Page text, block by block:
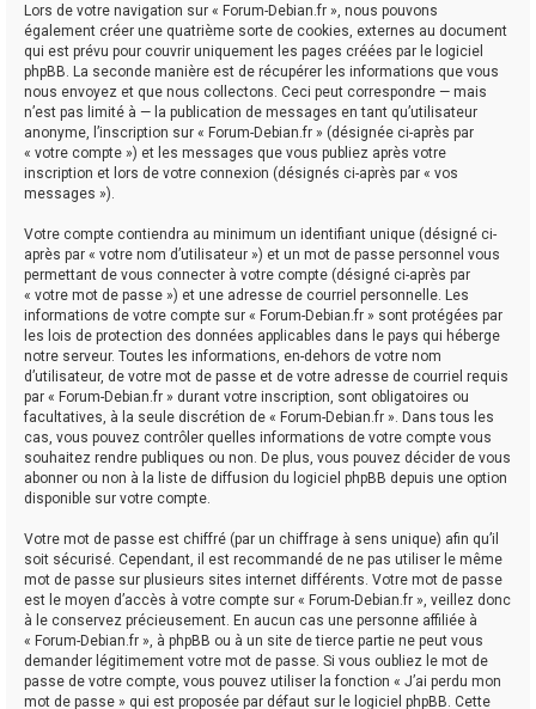
Lors de votre navigation sur « Forum-Debian.fr », nous pouvons
également créer une quatrième sorte de cookies, externes au document
qui est prévu pour couvrir uniquement les pages créées par le logiciel
phpBB. La seconde manière est de récupérer les informations que vous
nous envoyez et que nous collectons. Ceci peut correspondre — mais
n’est pas limité à — la publication de messages en tant qu’utilisateur
anonyme, l’inscription sur « Forum-Debian.fr » (désignée ci-après par
« votre compte ») et les messages que vous publiez après votre
inscription et lors de votre connexion (désignés ci-après par « vos
messages »).
Votre compte contiendra au minimum un identifiant unique (désigné ci-
après par « votre nom d’utilisateur ») et un mot de passe personnel vous
permettant de vous connecter à votre compte (désigné ci-après par
« votre mot de passe ») et une adresse de courriel personnelle. Les
informations de votre compte sur « Forum-Debian.fr » sont protégées par
les lois de protection des données applicables dans le pays qui héberge
notre serveur. Toutes les informations, en-dehors de votre nom
d’utilisateur, de votre mot de passe et de votre adresse de courriel requis
par « Forum-Debian.fr » durant votre inscription, sont obligatoires ou
facultatives, à la seule discrétion de « Forum-Debian.fr ». Dans tous les
cas, vous pouvez contrôler quelles informations de votre compte vous
souhaitez rendre publiques ou non. De plus, vous pouvez décider de vous
abonner ou non à la liste de diffusion du logiciel phpBB depuis une option
disponible sur votre compte.
Votre mot de passe est chiffré (par un chiffrage à sens unique) afin qu’il
soit sécurisé. Cependant, il est recommandé de ne pas utiliser le même
mot de passe sur plusieurs sites internet différents. Votre mot de passe
est le moyen d’accès à votre compte sur « Forum-Debian.fr », veillez donc
à le conservez précieusement. En aucun cas une personne affiliée à
« Forum-Debian.fr », à phpBB ou à un site de tierce partie ne peut vous
demander légitimement votre mot de passe. Si vous oubliez le mot de
passe de votre compte, vous pouvez utiliser la fonction « J’ai perdu mon
mot de passe » qui est proposée par défaut sur le logiciel phpBB. Cette